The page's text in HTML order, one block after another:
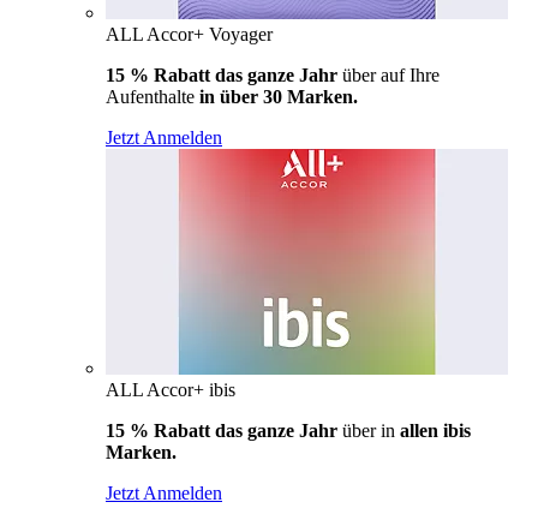
ALL Accor+ Voyager
15 % Rabatt das ganze Jahr über auf Ihre
Aufenthalte in über 30 Marken.
Jetzt Anmelden
ALL Accor+ ibis
15 % Rabatt das ganze Jahr über in allen ibis
Marken.
Jetzt Anmelden